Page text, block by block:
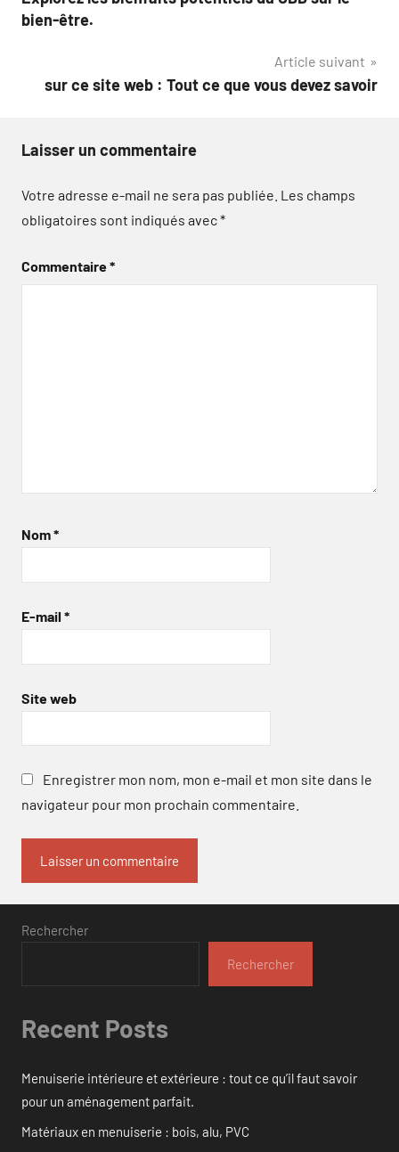
de
bien-être.
Article suivant
sur ce site web : Tout ce que vous devez savoir
Laisser un commentaire
Votre adresse e-mail ne sera pas publiée. Les champs
obligatoires sont indiqués avec*
Commentaire*
Nom*
E-mail *
Site web
Enregistrer mon nom, mon e-mail et mon site dans le
navigateur pour mon prochain commentaire.
Rechercher
Rechercher
Recent Posts
Menuiserie intérieure et extérieure : tout ce qu’il faut savoir
pour un aménagement parfait.
Matériaux en menuiserie : bois, alu, PVC